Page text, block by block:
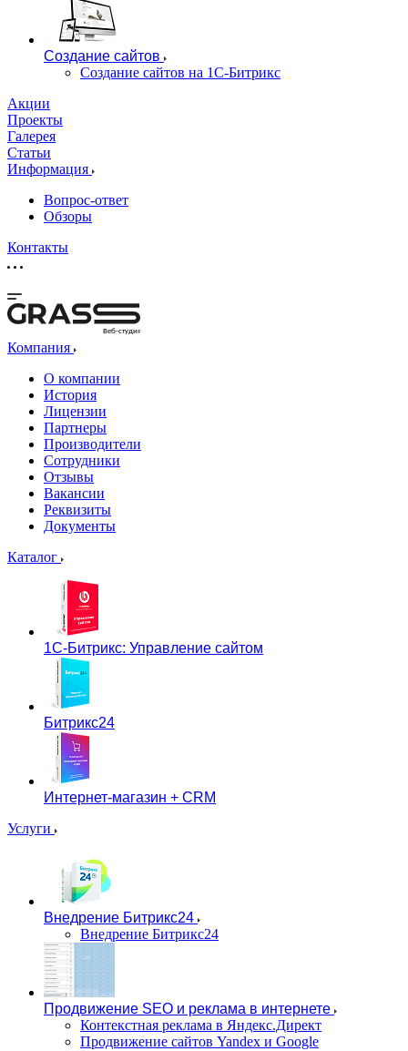
Создание сайтов
Создание сайтов на 1С-Битрикс
Акции
Проекты
Галерея
Статьи
Информация
Вопрос-ответ
Обзоры
Контакты
Веб-студия
Компания
О компании
История
Лицензии
Партнеры
Производители
Сотрудники
Отзывы
Вакансии
Реквизиты
Документы
Каталог
1С-Битрикс: Управление сайтом
Битрикс24
Интернет-магазин + CRM
Услуги
Внедрение Битрикс24
Внедрение Битрикс24
Продвижение SEO и реклама в интернете
Контекстная реклама в Яндекс.Директ
Продвижение сайтов Yandex и Google